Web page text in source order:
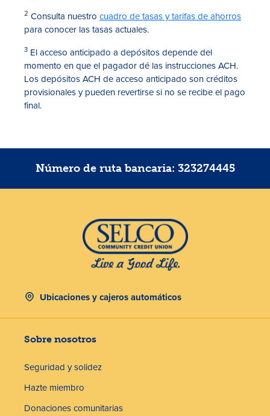
2 Consulta nuestro cuadro de tasas y tarifas de ahorros
para conocer las tasas actuales.
3 El acceso anticipado a depósitos depende del
momento en que el pagador dé las instrucciones ACH.
Los depósitos ACH de acceso anticipado son créditos
provisionales y pueden revertirse si no se recibe el pago
final.
Número de ruta bancaria: 323274445
Ubicaciones y cajeros automáticos
Sobre nosotros
Seguridad y solidez
Hazte miembro
Donaciones comunitarias